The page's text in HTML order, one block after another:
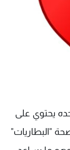
يحتوي على
"البطاريات"